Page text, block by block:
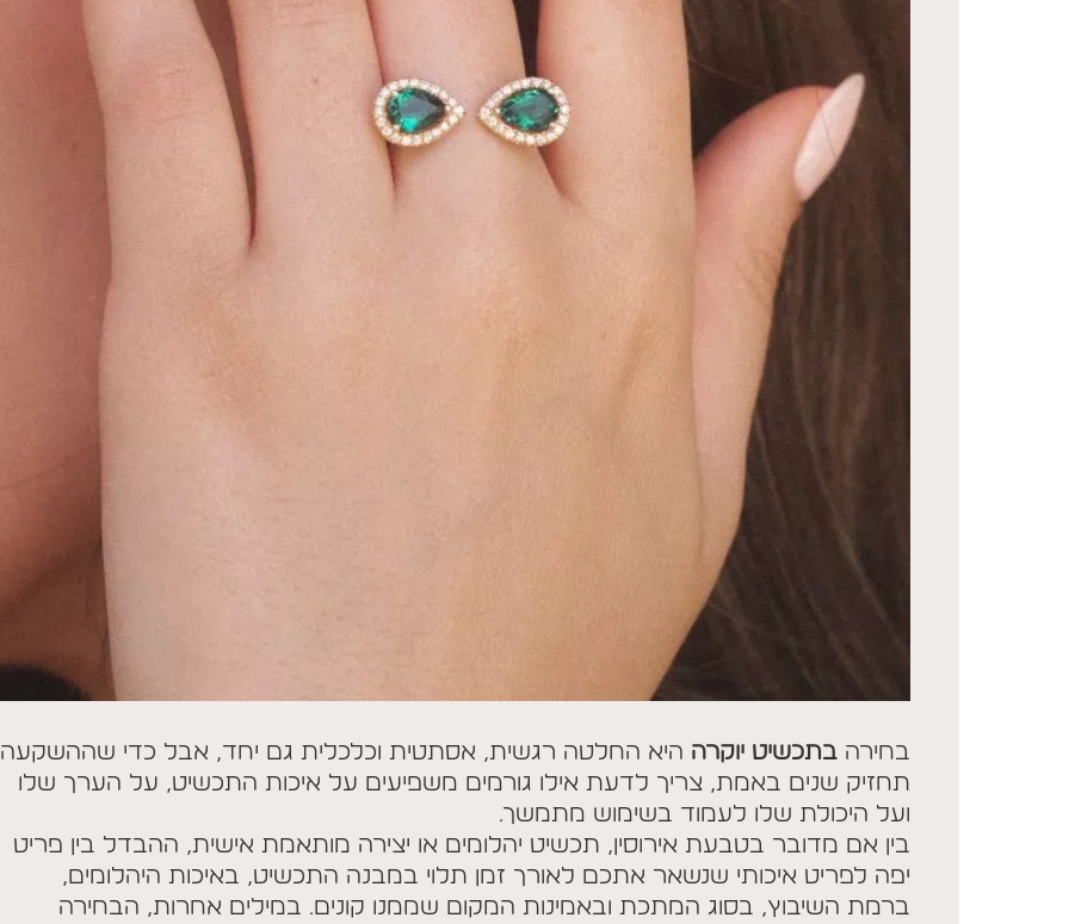
בחירה בתכשיט יוקרה היא החלטה רגשית, אסתטית וכלכלית גם יחד, אבל כדי שההשקעה
תחזיק שנים באמת, צריך לדעת אילו גורמים משפיעים על איכות התכשיט, על הערך שלו
ועל היכולת שלו לעמוד בשימוש מתמשך.
בין אם מדובר בטבעת אירוסין, תכשיט יהלומים או יצירה מותאמת אישית, ההבדל בין פריט
יפה לפריט איכותי שנשאר אתכם לאורך זמן תלוי במבנה התכשיט, באיכות היהלומים,
ברמת השיבוץ, בסוג המתכת ובאמינות המקום שממנו קונים. במילים אחרות, הבחירה